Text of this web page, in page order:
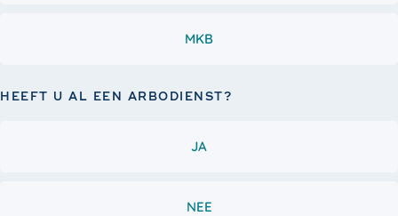
MKB
HEEFT U AL EEN ARBODIENST?
JA
NEE